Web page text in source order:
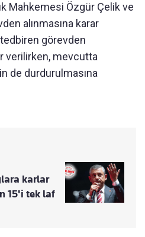
Mahkemesi Özgür Çelik ve
alınmasına karar
görevden
verilirken, mevcutta
de durdurulmasına
karlar
15'i tek laf